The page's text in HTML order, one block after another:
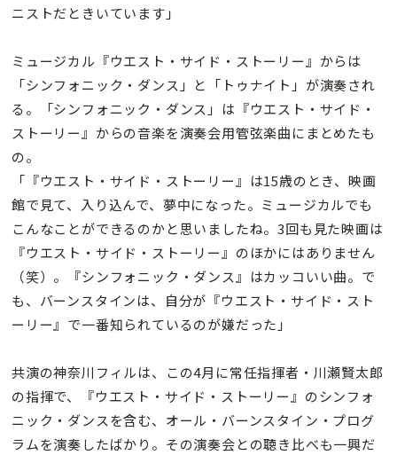
ニストだときいています」
ミュージカル『ウエスト・サイド・ストーリー』からは
「シンフォニック・ダンス」と「トゥナイト」が演奏され
る。「シンフォニック・ダンス」は『ウエスト・サイド・
ストーリー』からの音楽を演奏会用管弦楽曲にまとめたも
の。
「『ウエスト・サイド・ストーリー』は15歳のとき、映画
館で見て、入り込んで、夢中になった。ミュージカルでも
こんなことができるのかと思いましたね。3回も見た映画は
『ウエスト・サイド・ストーリー』のほかにはありません
（笑）。『シンフォニック・ダンス』はカッコいい曲。で
も、バーンスタインは、自分が『ウエスト・サイド・スト
ーリー』で一番知られているのが嫌だった」
共演の神奈川フィルは、この4月に常任指揮者・川瀬賢太郎
の指揮で、『ウエスト・サイド・ストーリー』のシンフォ
ニック・ダンスを含む、オール・バーンスタイン・プログ
ラムを演奏したばかり。その演奏会との聴き比べも一興だ